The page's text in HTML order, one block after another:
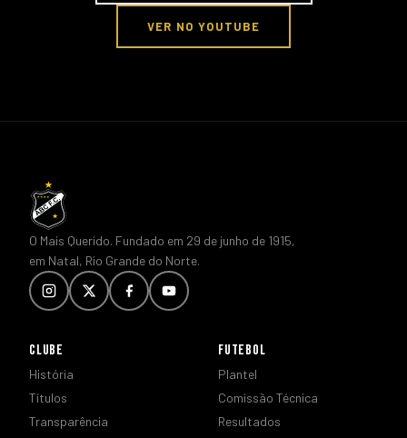
VER NO YOUTUBE
O Mais Querido. Fundado em 29 de junho de 1915,
em Natal, Rio Grande do Norte.
CLUBE
História
Títulos
Transparência
FUTEBOL
Plantel
Comissão Técnica
Resultados